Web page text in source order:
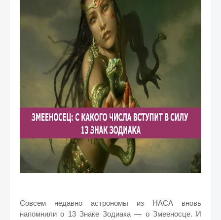
Совсем недавно астрономы из НАСА вновь
напомнили о 13 Знаке Зодиака — о Змееносце. И